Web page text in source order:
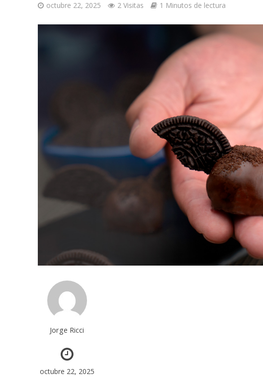
octubre 22, 2025 2 Visitas 1 Minutos de lectura
Jorge Ricci
octubre 22, 2025